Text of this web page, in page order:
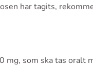
har tagits,
mg, som ska tas